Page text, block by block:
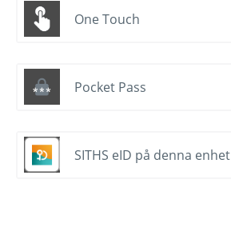
One Touch
Pocket Pass
SITHS eID på denna enhet